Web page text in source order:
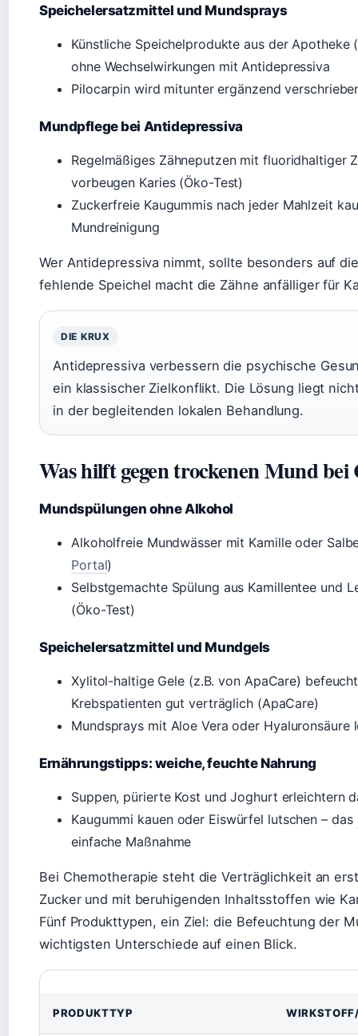
Speichelersatzmittel und Mundsprays
Künstliche Speichelprodukte aus der Apotheke
ohne Wechselwirkungen mit Antidepressiva
Pilocarpin wird mitunter ergänzend
Mundpflege bei Antidepressiva
Regelmäßiges Zähneputzen mit fluoridhaltiger
vorbeugen Karies (Öko-Test)
Zuckerfreie Kaugummis nach jeder Mahlzeit
Mundreinigung
Wer Antidepressiva nimmt, sollte besonders auf
fehlende Speichel macht die Zähne anfälliger für
DIE KRUX
Antidepressiva verbessern die psychische
ein klassischer Zielkonflikt. Die Lösung liegt
in der begleitenden lokalen Behandlung.
Was hilft gegen trockenen Mund bei
Mundspülungen ohne Alkohol
Alkoholfreie Mundwässer mit Kamille oder
Portal)
Selbstgemachte Spülung aus Kamillentee und
(Öko-Test)
Speichelersatzmittel und Mundgels
Xylitol-haltige Gele (z.B. von ApaCare)
Krebspatienten gut verträglich (ApaCare)
Mundsprays mit Aloe Vera oder
Ernährungstipps: weiche, feuchte Nahrung
Suppen, pürierte Kost und Joghurt erleichtern
Kaugummi kauen oder Eiswürfel lutschen – das
einfache Maßnahme
Bei Chemotherapie steht die Verträglichkeit an
Zucker und mit beruhigenden Inhaltsstoffen wie
Fünf Produkttypen, ein Ziel: die Befeuchtung der
wichtigsten Unterschiede auf einen Blick.
PRODUKTTYP